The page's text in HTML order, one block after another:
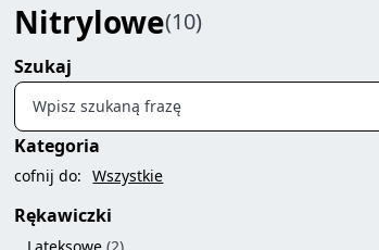
Nitrylowe(10)
Szukaj
Wpisz szukaną frazę
Kategoria
cofnij do: Wszystkie
Rękawiczki